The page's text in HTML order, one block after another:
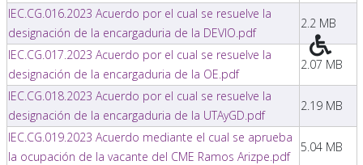
IEC.CG.016.2023 Acuerdo por el cual se resuelve la
designación de la encargaduria de la DEVIO.pdf
2.2 MB
IEC.CG.017.2023 Acuerdo por el cual se resuelve la
designación de la encargaduria de la OE.pdf
2.07 MB
IEC.CG.018.2023 Acuerdo por el cual se resuelve la
designación de la encargaduria de la UTAyGD.pdf
2.19 MB
IEC.CG.019.2023 Acuerdo mediante el cual se aprueba
la ocupación de la vacante del CME Ramos Arizpe.pdf
5.04 MB